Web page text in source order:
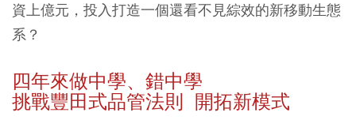
資上億元，投入打造一個還看不見綜效的新移動生態
系？
四年來做中學、錯中學
挑戰豐田式品管法則 開拓新模式